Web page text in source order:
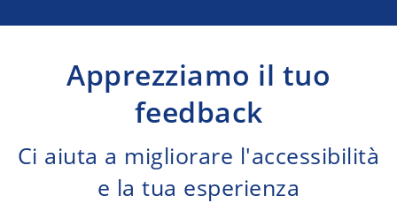
Apprezziamo il tuo
feedback
Ci aiuta a migliorare l'accessibilità
e la tua esperienza